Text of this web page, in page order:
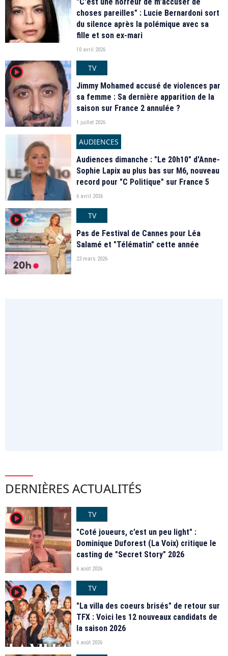
choses pareilles" : Lucie Bernardoni sort
du silence après la polémique avec sa
fille et son ex-mari
10 avril 2026
player2
TV
Jimmy Mohamed accusé de violences par
sa femme : Sa dernière apparition de la
saison sur France 2 annulée ?
1 juillet 2026
AUDIENCES
Audiences dimanche : "Le 20h10" d'Anne-
Sophie Lapix au plus bas sur M6, nouveau
record pour "C Politique" sur France 5
6 avril 2026
player2
TV
Pas de Festival de Cannes pour Léa
Salamé et "Télématin" cette année
23 mars 2026
DERNIÈRES ACTUALITÉS
player2
TV
"Coté joueurs, c’est un peu light" :
Dominique Duforest (La Voix) critique le
casting de "Secret Story" 2026
6 août 2026
player2
TV
"La villa des coeurs brisés" de retour sur
TFX : Voici les 12 nouveaux candidats de
la saison 2026
6 août 2026